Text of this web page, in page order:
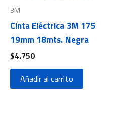
3M
Cinta Eléctrica 3M 175
19mm 18mts. Negra
$4.750
Añadir al carrito